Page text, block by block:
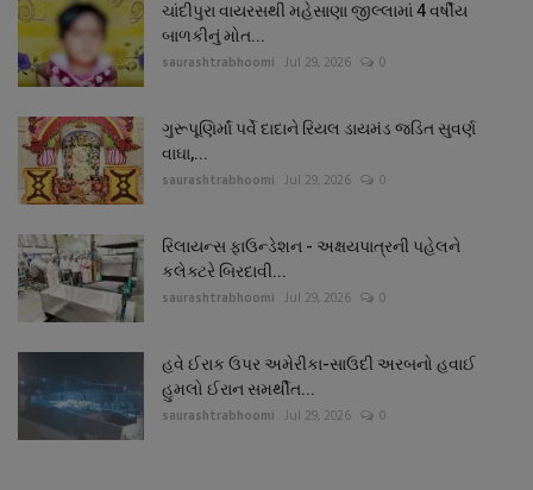
ચાંદીપુરા વાયરસથી મહેસાણા જીલ્લામાં 4 વર્ષીય
બાળકીનું મોત...
saurashtrabhoomi Jul 29, 2026 0
ગુરૂપૂણિર્માં પર્વે દાદાને રિયલ ડાયમંડ જડિત સુવર્ણ
વાઘા,...
saurashtrabhoomi Jul 29, 2026 0
રિલાયન્સ ફાઉન્ડેશન - અક્ષયપાત્રની પહેલને
કલેક્ટરે બિરદાવી...
saurashtrabhoomi Jul 29, 2026 0
હવે ઈરાક ઉપર અમેરીકા-સાઉદી અરબનો હવાઈ
હુમલો ઈરાન સમર્થીત...
saurashtrabhoomi Jul 29, 2026 0